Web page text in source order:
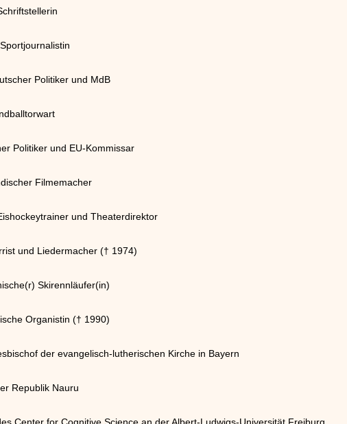
Politiker und MdB
Politiker und EU-Kommissar
Filmemacher
und Theaterdirektor
und Liedermacher († 1974)
Skirennläufer(in)
Organistin († 1990)
der evangelisch-lutherischen Kirche in Bayern
Republik Nauru
Center for Cognitive Science an der Albert-Ludwigs-Universität Freiburg